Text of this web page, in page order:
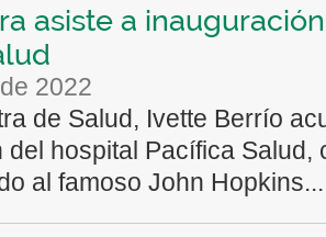
asiste a
de 2022
de Salud, Ivette Berrío
del hospital Pacífica Salud,
al famoso John Hopkins...